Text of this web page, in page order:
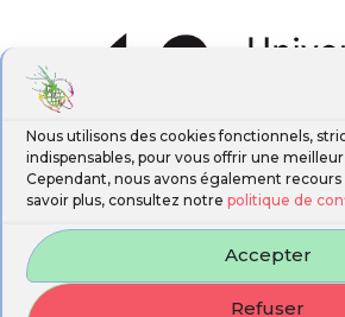
Nous utilisons des cookies fonctionnels,
indispensables, pour vous offrir une
Cependant, nous avons également recours
savoir plus, consultez notre politique de
Accepter
Refuser